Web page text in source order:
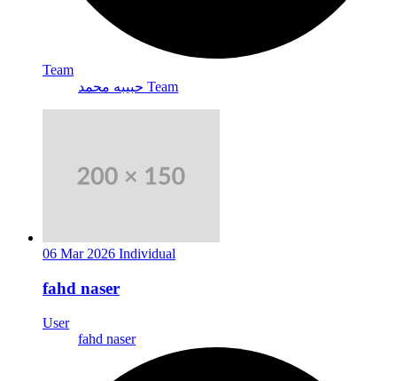
Team
حبيبه محمد Team
06 Mar 2026 Individual
fahd naser
User
fahd naser